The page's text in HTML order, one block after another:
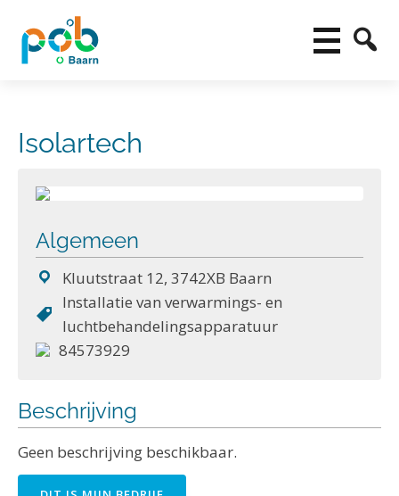
Isolartech
Algemeen
Kluutstraat 12, 3742XB Baarn
Installatie van verwarmings- en
luchtbehandelingsapparatuur
84573929
Beschrijving
Geen beschrijving beschikbaar.